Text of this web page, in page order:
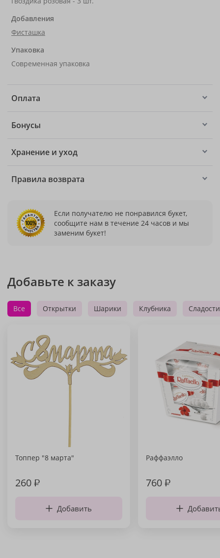
Добавления
Фисташка
Упаковка
Современная упаковка
Оплата
Бонусы
Хранение и уход
Правила возврата
Если получателю не понравился букет,
сообщите нам в течение 24 часов и мы
заменим букет!
Добавьте к заказу
Все Открытки Шарики Клубника Сладости
Топпер "8 марта"
260₽
Добавить
Раффаэлло
760₽